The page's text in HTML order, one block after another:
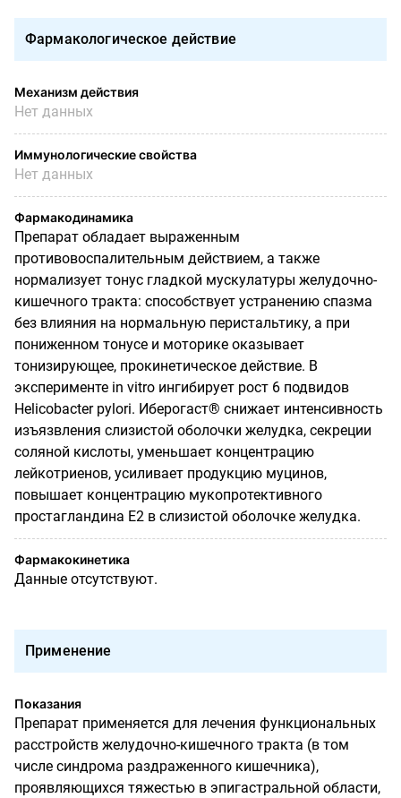
Фармакологическое действие
Механизм действия
Нет данных
Иммунологические свойства
Нет данных
Фармакодинамика
Препарат обладает выраженным
противовоспалительным действием, а также
нормализует тонус гладкой мускулатуры желудочно-
кишечного тракта: способствует устранению спазма
без влияния на нормальную перистальтику, а при
пониженном тонусе и моторике оказывает
тонизирующее, прокинетическое действие. В
эксперименте in vitro ингибирует рост 6 подвидов
Helicobacter pylori. Иберогаст® снижает интенсивность
изъязвления слизистой оболочки желудка, секреции
соляной кислоты, уменьшает концентрацию
лейкотриенов, усиливает продукцию муцинов,
повышает концентрацию мукопротективного
простагландина Е2 в слизистой оболочке желудка.
Фармакокинетика
Данные отсутствуют.
Применение
Показания
Препарат применяется для лечения функциональных
расстройств желудочно-кишечного тракта (в том
числе синдрома раздраженного кишечника),
проявляющихся тяжестью в эпигастральной области,